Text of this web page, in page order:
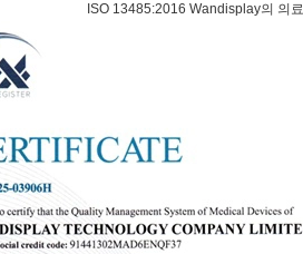
ISO 13485:2016 Wandisplay의 의